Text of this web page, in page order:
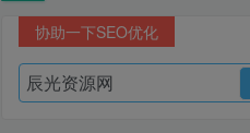
协助一下SEO优化